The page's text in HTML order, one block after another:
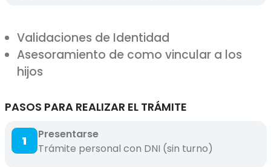
Validaciones de Identidad
Asesoramiento de como vincular a los
hijos
PASOS PARA REALIZAR EL TRÁMITE
1
Presentarse
Trámite personal con DNI (sin turno)